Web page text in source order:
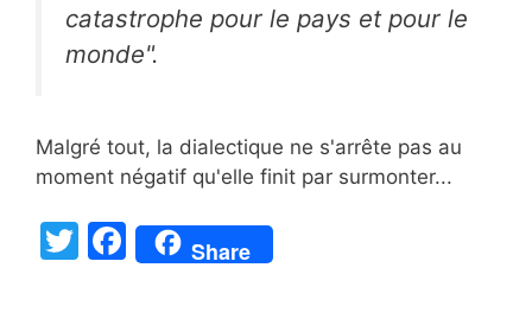
catastrophe pour le pays et pour le
monde".
Malgré tout, la dialectique ne s'arrête pas au
moment négatif qu'elle finit par surmonter...
T
F
a
Share